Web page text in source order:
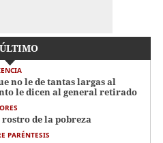
no le de tantas largas al
le dicen al general retirado
rostro de la pobreza
PARÉNTESIS